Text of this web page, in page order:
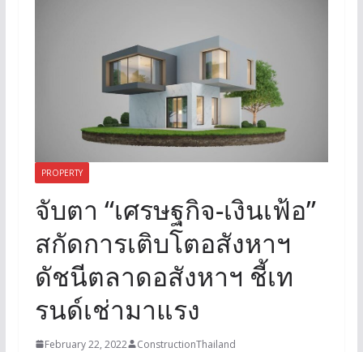
PROPERTY
จับตา “เศรษฐกิจ-เงินเฟ้อ”
สกัดการเติบโตอสังหาฯ
ดัชนีตลาดอสังหาฯ ชี้เท
รนด์เช่ามาแรง
February 22, 2022 ConstructionThailand